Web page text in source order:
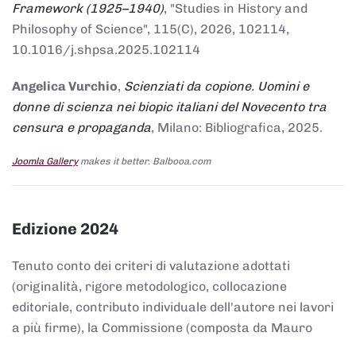
Framework (1925–1940), "Studies in History and
Philosophy of Science", 115(C), 2026, 102114,
10.1016/j.shpsa.2025.102114
Angelica Vurchio, Scienziati da copione. Uomini e
donne di scienza nei biopic italiani del Novecento tra
censura e propaganda, Milano: Bibliografica, 2025.
Joomla Gallerymakes it better. Balbooa.com
Edizione 2024
Tenuto conto dei criteri di valutazione adottati
(originalità, rigore metodologico, collocazione
editoriale, contributo individuale dell'autore nei lavori
a più firme), la Commissione (composta da Mauro